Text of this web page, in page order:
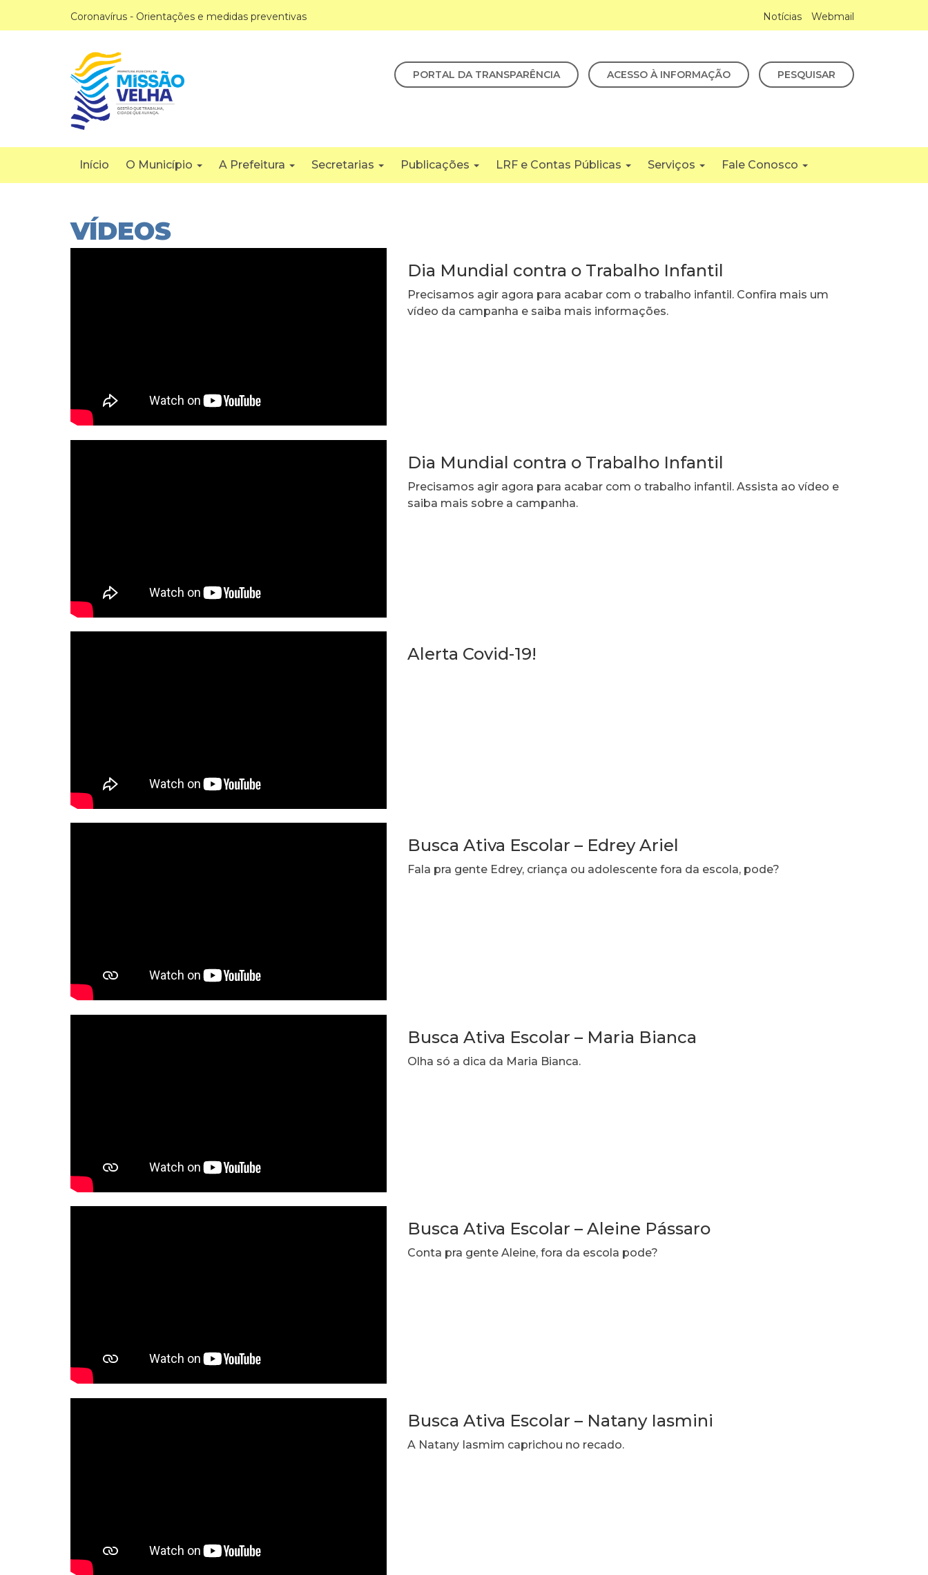
Coronavírus - Orientações e medidas preventivas Notícias Webmail
PORTAL DA TRANSPARÊNCIA ACESSO À INFORMAÇÃO PESQUISAR
Início O Município A Prefeitura Secretarias Publicações LRF e Contas Públicas Serviços Fale Conosco
VÍDEOS
Dia Mundial contra o Trabalho Infantil
Precisamos agir agora para acabar com o trabalho infantil. Confira mais um
vídeo da campanha e saiba mais informações.
Dia Mundial contra o Trabalho Infantil
Precisamos agir agora para acabar com o trabalho infantil. Assista ao vídeo e
saiba mais sobre a campanha.
Alerta Covid-19!
Busca Ativa Escolar – Edrey Ariel
Fala pra gente Edrey, criança ou adolescente fora da escola, pode?
Busca Ativa Escolar – Maria Bianca
Olha só a dica da Maria Bianca.
Busca Ativa Escolar – Aleine Pássaro
Conta pra gente Aleine, fora da escola pode?
Busca Ativa Escolar – Natany Iasmini
A Natany Iasmim caprichou no recado.